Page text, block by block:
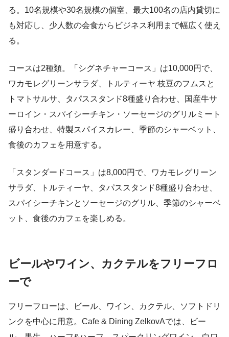
る。10名規模や30名規模の個室、最大100名の店内貸切に
も対応し、少人数の会食からビジネス利用まで幅広く使え
る。
コースは2種類。「シグネチャーコース」は10,000円で、
ワカモレグリーンサラダ、トルティーヤ 枝豆のフムスと
トマトサルサ、タパススタンド8種盛り合わせ、国産牛サ
ーロイン・スパイシーチキン・ソーセージのグリルミート
盛り合わせ、特製スパイスカレー、季節のシャーベット、
食後のカフェを用意する。
「スタンダードコース」は8,000円で、ワカモレグリーン
サラダ、トルティーヤ、タパススタンド8種盛り合わせ、
スパイシーチキンとソーセージのグリル、季節のシャーベ
ット、食後のカフェを楽しめる。
ビールやワイン、カクテルをフリーフロ
ーで
フリーフローは、ビール、ワイン、カクテル、ソフトドリ
ンクを中心に用意。Cafe & Dining ZelkovAでは、ビー